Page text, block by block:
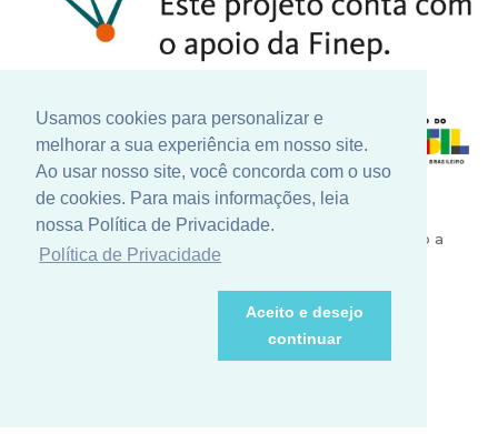
Usamos cookies para personalizar e
melhorar a sua experiência em nosso site.
Ao usar nosso site, você concorda com o uso
de cookies. Para mais informações, leia
nossa Política de Privacidade.
Política de Privacidade
Aceito e desejo
continuar
Nosso constante investimento em pesquisa e
desenvolvimento conta com grandes parceiros como a
Finep - Financiadora de Inovação e Pesquisa, para a
crescimento e valorização do nosso setor.